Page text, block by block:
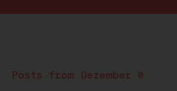
Posts from Dezember 0